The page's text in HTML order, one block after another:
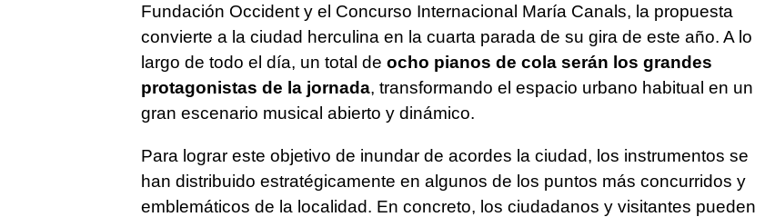
Fundación Occident y el Concurso Internacional María Canals, la propuesta
convierte a la ciudad herculina en la cuarta parada de su gira de este año. A lo
largo de todo el día, un total de ocho pianos de cola serán los grandes
protagonistas de la jornada, transformando el espacio urbano habitual en un
gran escenario musical abierto y dinámico.
Para lograr este objetivo de inundar de acordes la ciudad, los instrumentos se
han distribuido estratégicamente en algunos de los puntos más concurridos y
emblemáticos de la localidad. En concreto, los ciudadanos y visitantes pueden